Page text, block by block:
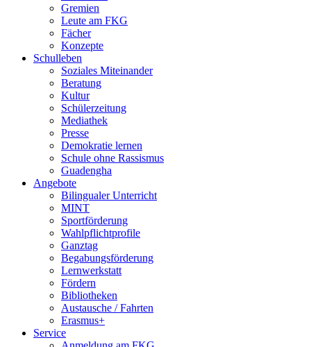
Gremien
Leute am FKG
Fächer
Konzepte
Schulleben
Soziales Miteinander
Beratung
Kultur
Schülerzeitung
Mediathek
Presse
Demokratie lernen
Schule ohne Rassismus
Guadengha
Angebote
Bilingualer Unterricht
MINT
Sportförderung
Wahlpflichtprofile
Ganztag
Begabungs­förderung
Lernwerkstatt
Fördern
Bibliotheken
Austausche / Fahrten
Erasmus+
Service